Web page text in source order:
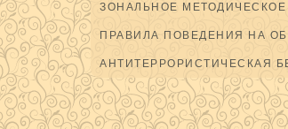
ЗОНАЛЬНОЕ
ПРАВИЛА ПОВЕДЕНИЯ НА
АНТИТЕРРОРИСТИЧЕСКАЯ